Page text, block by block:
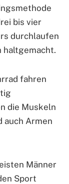
bis vier
durchlaufen
haltgemacht.
fahren
die Muskeln
auch Armen
Männer
Sport